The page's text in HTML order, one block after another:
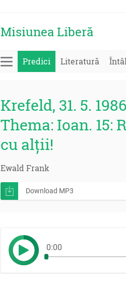
Misiunea Liberă
Predici Literatură
Krefeld, 31. 5.
Thema: Ioan.
cu alții!
Ewald Frank
Download MP3
0:00